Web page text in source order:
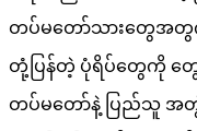
တပ်မတော်သားတွေအ
တုံ့ပြန်တဲ့ ပုံရိပ်တွေကို တွ
တပ်မတော်နဲ့ ပြည်သူ အ